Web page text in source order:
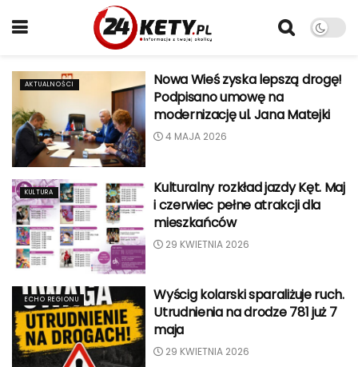
AKTUALNOŚCI
Nowa Wieś zyska lepszą drogę!
Podpisano umowę na
modernizację ul. Jana Matejki
4 MAJA 2026
KULTURA
Kulturalny rozkład jazdy Kęt. Maj
i czerwiec pełne atrakcji dla
mieszkańców
29 KWIETNIA 2026
ECHO REGIONU
Wyścig kolarski sparaliżuje ruch.
Utrudnienia na drodze 781 już 7
maja
29 KWIETNIA 2026